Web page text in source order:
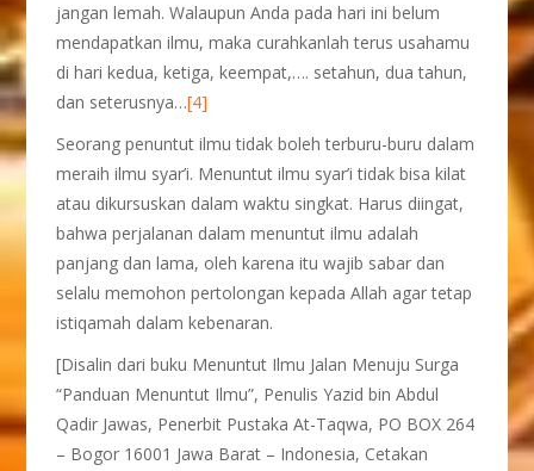
jangan lemah. Walaupun Anda pada hari ini belum
mendapatkan ilmu, maka curahkanlah terus usahamu
di hari kedua, ketiga, keempat,…. setahun, dua tahun,
dan seterusnya…[4]
Seorang penuntut ilmu tidak boleh terburu-buru dalam
meraih ilmu syar’i. Menuntut ilmu syar’i tidak bisa kilat
atau dikursuskan dalam waktu singkat. Harus diingat,
bahwa perjalanan dalam menuntut ilmu adalah
panjang dan lama, oleh karena itu wajib sabar dan
selalu memohon pertolongan kepada Allah agar tetap
istiqamah dalam kebenaran.
[Disalin dari buku Menuntut Ilmu Jalan Menuju Surga
“Panduan Menuntut Ilmu”, Penulis Yazid bin Abdul
Qadir Jawas, Penerbit Pustaka At-Taqwa, PO BOX 264
– Bogor 16001 Jawa Barat – Indonesia, Cetakan